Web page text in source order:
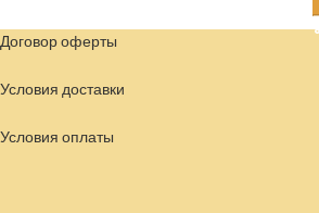
Договор оферты
Условия доставки
Условия оплаты